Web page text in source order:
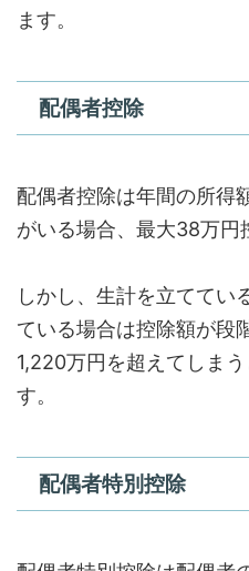
ます。
配偶者控除
配偶者控除は年間の所得
がいる場合、最大38万円
しかし、生計を立ててい
ている場合は控除額が段
1,220万円を超えてしま
す。
配偶者特別控除